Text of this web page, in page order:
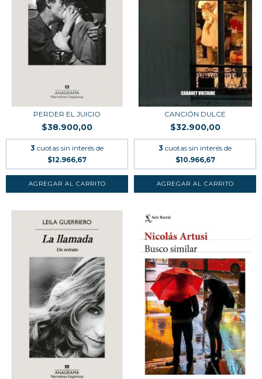
PERDER EL JUICIO
$38.900,00
3 cuotas sin interés de
$12.966,67
CANCIÓN DULCE
$32.900,00
3 cuotas sin interés de
$10.966,67